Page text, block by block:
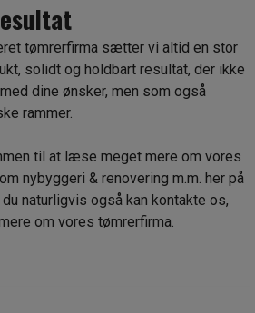
tømrerfirma sætter vi altid en stor
solidt og holdbart resultat, der ikke
dine ønsker, men som også
rammer.
til at læse meget mere om vores
nybyggeri & renovering m.m. her på
naturligvis også kan kontakte os,
om vores tømrerfirma.